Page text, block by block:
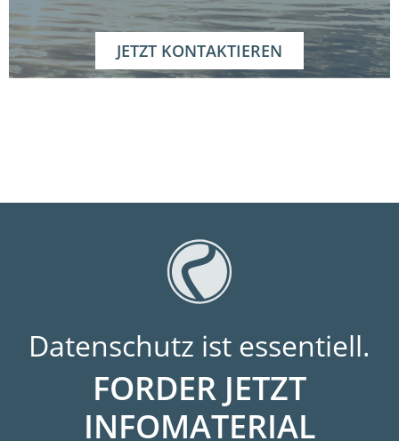
JETZT KONTAKTIEREN
Datenschutz ist essentiell.
FORDER JETZT
INFOMATERIAL